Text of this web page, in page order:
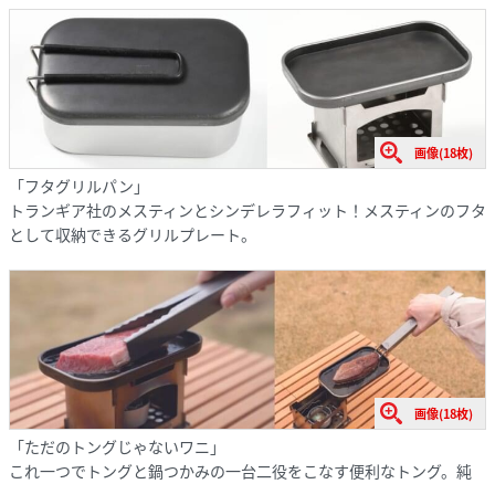
画像(18枚)
「フタグリルパン」
トランギア社のメスティンとシンデレラフィット！メスティンのフタ
として収納できるグリルプレート。
画像(18枚)
「ただのトングじゃないワニ」
これ一つでトングと鍋つかみの一台二役をこなす便利なトング。純